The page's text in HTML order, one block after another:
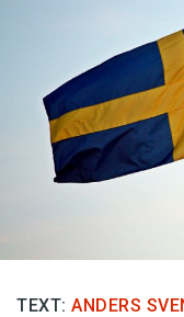
Bokrecensioner
Kviss
Podden
Anmäl till
Annonsera
Prenumerera
TEXT: ANDERS